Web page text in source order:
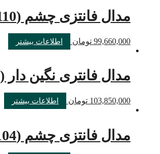
مدال فانتزی چشم (M110)
99,660,000 تومان اطلاعات بیشتر
مدال فانتری نگین دار (M124)
103,850,000 تومان اطلاعات بیشتر
مدال فانتزی چشم (M104)